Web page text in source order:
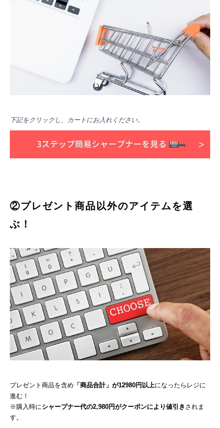
下記をクリックし、カートにお入れください。
②プレゼント商品以外のアイテムを選
ぶ！
プレゼント商品を含め 「商品合計」が12980円以上になったらレジに
進む！
※購入時にシャープナー代の2,980円がクーポンにより値引き されま
す。